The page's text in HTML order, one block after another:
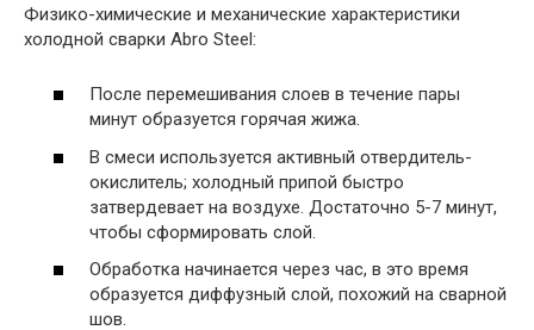
Физико-химические и механические характеристики
холодной сварки Abro Steel:
После перемешивания слоев в течение пары
минут образуется горячая жижа.
В смеси используется активный отвердитель-
окислитель; холодный припой быстро
затвердевает на воздухе. Достаточно 5-7 минут,
чтобы сформировать слой.
Обработка начинается через час, в это время
образуется диффузный слой, похожий на сварной
шов.